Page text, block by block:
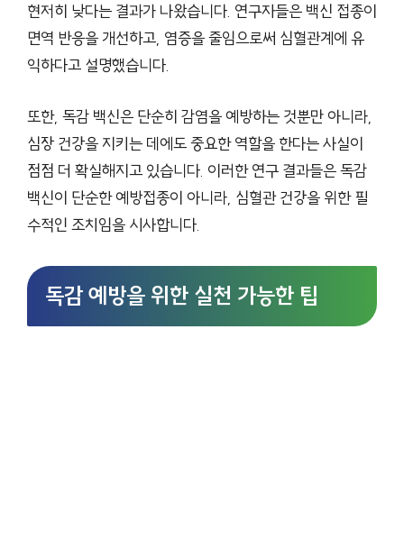
현저히 낮다는 결과가 나왔습니다. 연구자들은 백신 접종이
면역 반응을 개선하고, 염증을 줄임으로써 심혈관계에 유
익하다고 설명했습니다.
또한, 독감 백신은 단순히 감염을 예방하는 것뿐만 아니라,
심장 건강을 지키는 데에도 중요한 역할을 한다는 사실이
점점 더 확실해지고 있습니다. 이러한 연구 결과들은 독감
백신이 단순한 예방접종이 아니라, 심혈관 건강을 위한 필
수적인 조치임을 시사합니다.
독감 예방을 위한 실천 가능한 팁